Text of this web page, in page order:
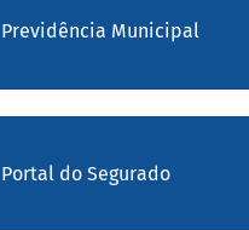
Previdência Municipal
Portal do Segurado